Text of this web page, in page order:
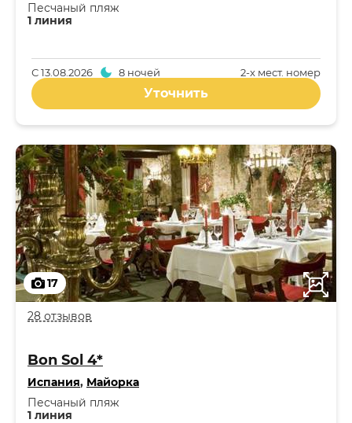
1 линия
Песчаный пляж
2-x мест. номер
С13.08.2026 8 ночей
Уточнить
17
28 отзывов
Bon Sol 4*
Испания, Майорка
1 линия
Песчаный пляж